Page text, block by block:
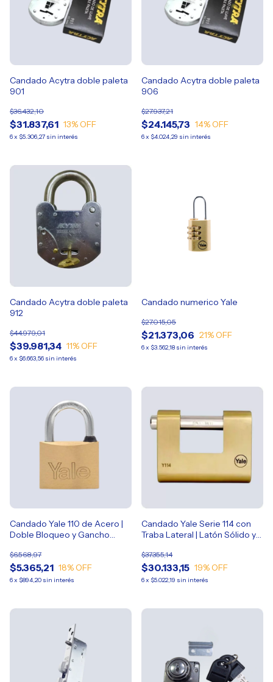
Candado Acytra doble paleta
901
$31.837,61
$36.432,10
13% OFF
6x $5.306,27 sin interés
Candado Acytra doble paleta
906
$24.145,73
$27.937,21
14% OFF
6x $4.024,29 sin interés
Candado Acytra doble paleta
912
$39.981,34
$44.979,01
11% OFF
6x $6.663,56 sin interés
Candado numerico Yale
$21.373,06
$27.015,05
21% OFF
6x $3.562,18 sin interés
Candado Yale 110 de Acero |
Doble Bloqueo y Gancho
$5.365,21
$6.568,97
18% OFF
6x $894,20 sin interés
Candado Yale Serie 114 con
Traba Lateral | Latón Sólido y
$30.133,15
$37.355,14
19% OFF
6x $5.022,19 sin interés